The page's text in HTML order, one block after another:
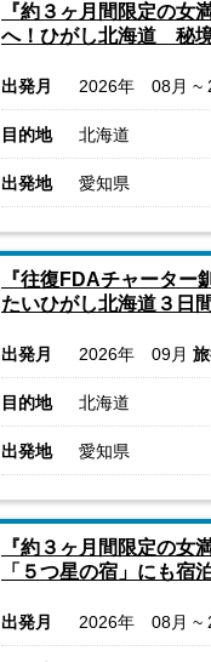
『約３ヶ月間限定の女
へ！ひがし北海道 秘境
出発月 2026年 08月 ~
目的地 北海道
出発地 愛知県
『往復FDAチャータ
たいひがし北海道３日
出発月 2026年 09月
目的地 北海道
出発地 愛知県
『約３ヶ月間限定の女
「５つ星の宿」にも
出発月 2026年 08月 ~